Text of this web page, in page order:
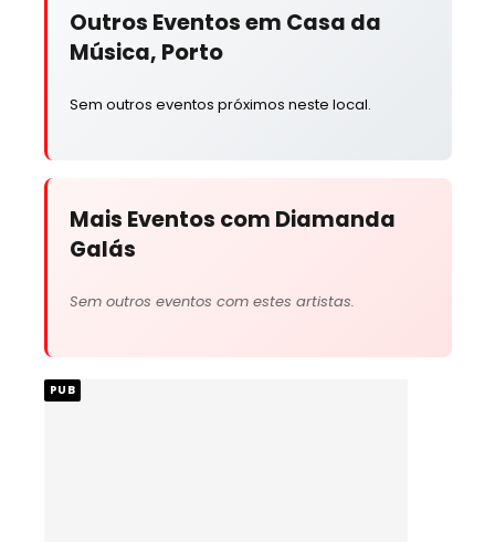
Outros Eventos em Casa da
Música, Porto
Sem outros eventos próximos neste local.
Mais Eventos com Diamanda
Galás
Sem outros eventos com estes artistas.
PUB